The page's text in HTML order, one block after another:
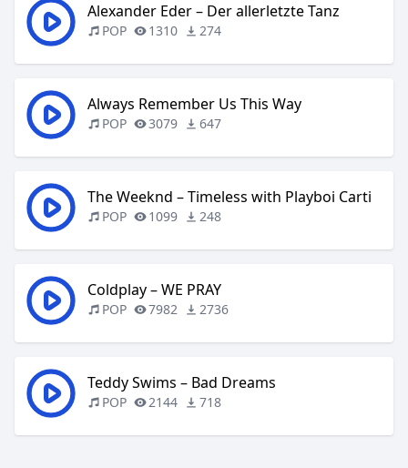
Alexander Eder – Der allerletzte Tanz
POP 1310 274
Always Remember Us This Way
POP 3079 647
The Weeknd – Timeless with Playboi Carti
POP 1099 248
Coldplay – WE PRAY
POP 7982 2736
Teddy Swims – Bad Dreams
POP 2144 718